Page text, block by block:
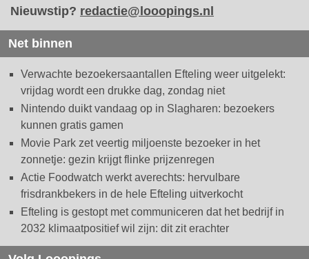
Nieuwstip? redactie@looopings.nl
Net binnen
Verwachte bezoekersaantallen Efteling weer uitgelekt:
vrijdag wordt een drukke dag, zondag niet
Nintendo duikt vandaag op in Slagharen: bezoekers
kunnen gratis gamen
Movie Park zet veertig miljoenste bezoeker in het
zonnetje: gezin krijgt flinke prijzenregen
Actie Foodwatch werkt averechts: hervulbare
frisdrankbekers in de hele Efteling uitverkocht
Efteling is gestopt met communiceren dat het bedrijf in
2032 klimaatpositief wil zijn: dit zit erachter